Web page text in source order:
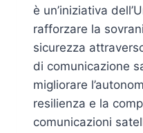
è un’iniziativa
rafforzare la
sicurezza
di comunicazione
migliorare
resilienza e la
comunicazioni